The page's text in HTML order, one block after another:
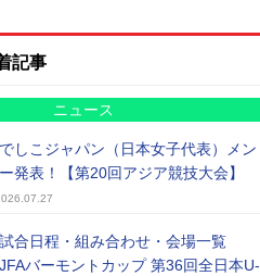
記事
ニュース
しこジャパン（日本女子代表）メン
発表！【第20回アジア競技大会】
合日程・組み合わせ・会場一覧
JFAバーモントカップ 第36回全日本U-